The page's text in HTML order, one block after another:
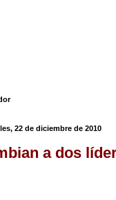
22 de diciembre de 2010
a dos